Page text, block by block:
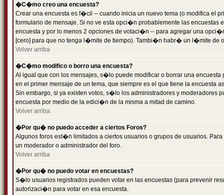
�C�mo creo una encuesta?
Crear una encuesta es f�cil -- cuando inicia un nuevo tema (o modifica el
formulario de mensaje. Si no ve esta opci�n probablemente las
encuesta y por lo menos 2 opciones de votaci�n -- para agregar una
[cero] para que no tenga l�mite de tiempo). Tambi�n habr� un l�mite de
Volver arriba
�C�mo modifico o borro una encuesta?
Al igual que con los mensajes, s�lo puede modificar o borrar una
en el primer mensaje de un tema, que siempre es el que tiene la encuesta
Sin embargo, si ya existen votos, s�lo los administradores y moderadores
encuesta por medio de la edici�n de la misma a mitad de camino.
Volver arriba
�Por qu� no puedo acceder a ciertos Foros?
Algunos foros est�n limitados a ciertos usuarios o grupos de usuarios.
un moderador o administrador del foro.
Volver arriba
�Por qu� no puedo votar en encuestas?
S�lo usuarios registrados pueden votar en las encuestas (para prevenir
autorizaci�n para votar en esa encuesta.